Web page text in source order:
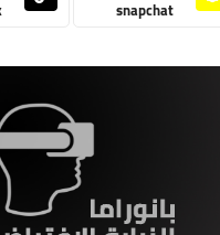
snapchat